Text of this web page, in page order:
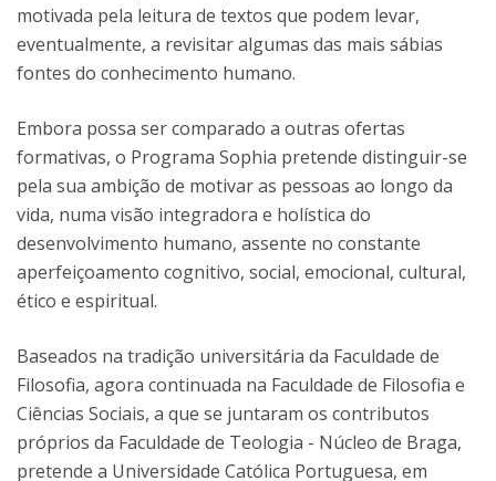
motivada pela leitura de textos que podem levar,
eventualmente, a revisitar algumas das mais sábias
fontes do conhecimento humano.
Embora possa ser comparado a outras ofertas
formativas, o Programa Sophia pretende distinguir-se
pela sua ambição de motivar as pessoas ao longo da
vida, numa visão integradora e holística do
desenvolvimento humano, assente no constante
aperfeiçoamento cognitivo, social, emocional, cultural,
ético e espiritual.
Baseados na tradição universitária da Faculdade de
Filosofia, agora continuada na Faculdade de Filosofia e
Ciências Sociais, a que se juntaram os contributos
próprios da Faculdade de Teologia - Núcleo de Braga,
pretende a Universidade Católica Portuguesa, em